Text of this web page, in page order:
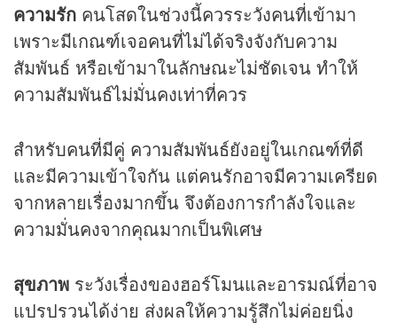
ความรัก คนโสดในช่วงนี้ควรระวังคนที่เข้ามา
เพราะมีเกณฑ์เจอคนที่ไม่ได้จริงจังกับความ
สัมพันธ์ หรือเข้ามาในลักษณะไม่ชัดเจน ทำให้
ความสัมพันธ์ไม่มั่นคงเท่าที่ควร
สำหรับคนที่มีคู่ ความสัมพันธ์ยังอยู่ในเกณฑ์ที่ดี
และมีความเข้าใจกัน แต่คนรักอาจมีความเครียด
จากหลายเรื่องมากขึ้น จึงต้องการกำลังใจและ
ความมั่นคงจากคุณมากเป็นพิเศษ
สุขภาพ ระวังเรื่องของฮอร์โมนและอารมณ์ที่อาจ
แปรปรวนได้ง่าย ส่งผลให้ความรู้สึกไม่ค่อยนิ่ง